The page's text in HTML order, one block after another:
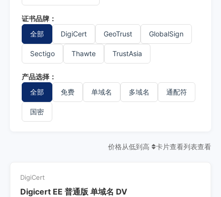
证书品牌：
全部
DigiCert GeoTrust GlobalSign
Sectigo Thawte TrustAsia
产品选择：
全部
免费 单域名 多域名 通配符
国密
价格从低到高 卡片查看列表查看
DigiCert
Digicert EE 普通版 单域名 DV